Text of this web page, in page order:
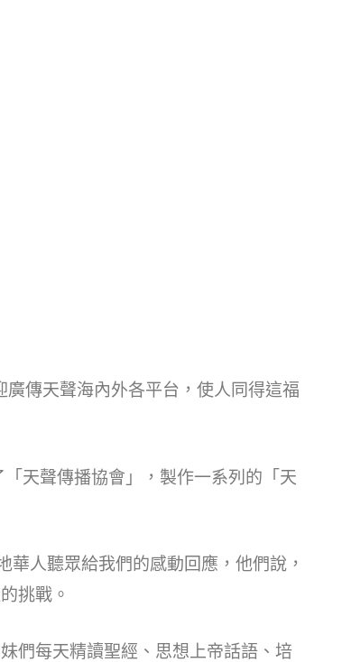
傳天聲海內外各平台，使人同得這福
天聲傳播協會」，製作一系列的「天
華人聽眾給我們的感動回應，他們說，
挑戰。
們每天精讀聖經、思想上帝話語、培